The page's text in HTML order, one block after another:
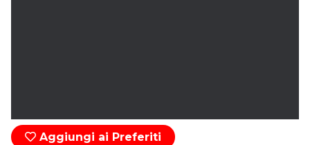
Aggiungi ai Preferiti